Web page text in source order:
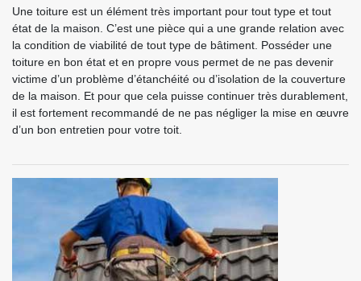
Une toiture est un élément très important pour tout type et tout
état de la maison. C’est une pièce qui a une grande relation avec
la condition de viabilité de tout type de bâtiment. Posséder une
toiture en bon état et en propre vous permet de ne pas devenir
victime d’un problème d’étanchéité ou d’isolation de la couverture
de la maison. Et pour que cela puisse continuer très durablement,
il est fortement recommandé de ne pas négliger la mise en œuvre
d’un bon entretien pour votre toit.